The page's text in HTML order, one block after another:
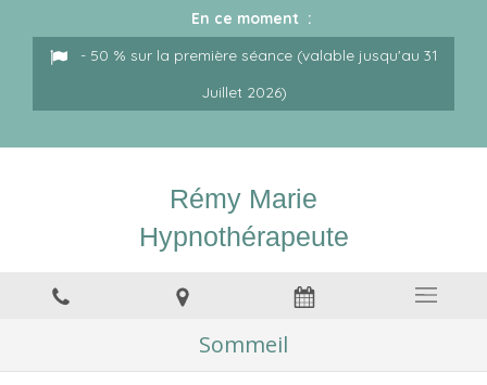
En ce moment :
- 50 % sur la première séance (valable jusqu'au 31
Juillet 2026)
Rémy Marie
Hypnothérapeute
Sommeil